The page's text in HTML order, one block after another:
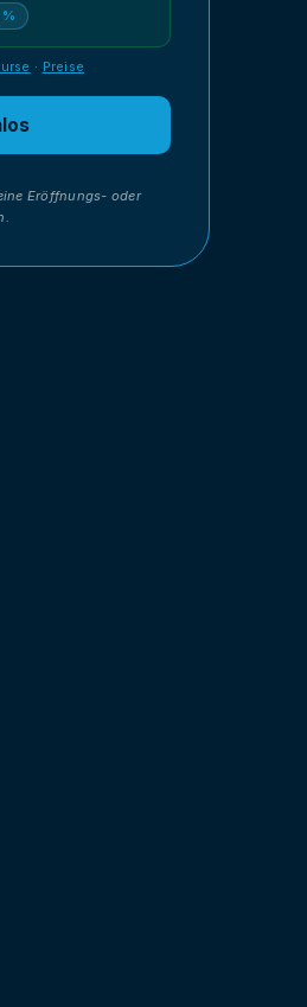
· Preise
Eröffnungs- oder